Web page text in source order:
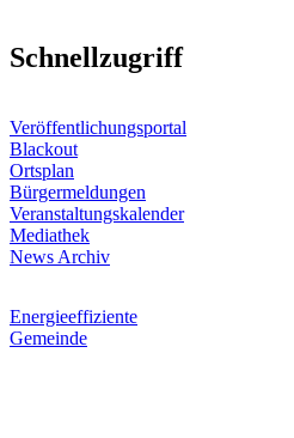
Schnellzugriff
Veröffentlichungsportal
Blackout
Ortsplan
Bürgermeldungen
Veranstaltungskalender
Mediathek
News Archiv
Energieeffiziente
Gemeinde